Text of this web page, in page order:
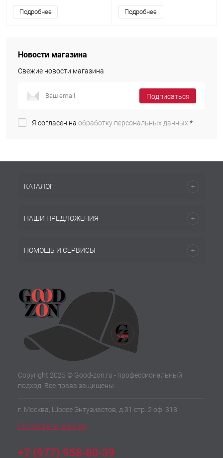
M00330)
Подробнее
M009A0)
Подробнее
Новости магазина
Свежие новости магазина
Подписаться
Я согласен на обработку персональных данных.*
КАТАЛОГ
НАШИ ПРЕДЛОЖЕНИЯ
ПОМОЩЬ И СЕРВИСЫ
Copyright 2025 © Good-zon.ru - профессиональный
подход. Все права защищены.
г. Москва, Шоссе Энтузиастов, д.31 стр. 2 оф. 318
Посмотреть на карте
+7 (977) 958-80-39